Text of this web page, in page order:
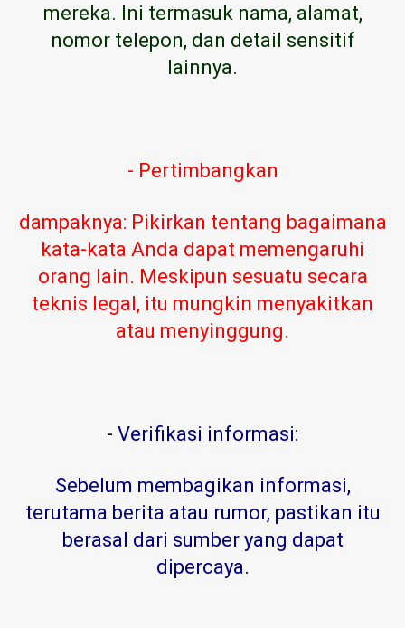
mereka. Ini termasuk nama, alamat,
nomor telepon, dan detail sensitif
lainnya.
- Pertimbangkan
dampaknya: Pikirkan tentang bagaimana
kata-kata Anda dapat memengaruhi
orang lain. Meskipun sesuatu secara
teknis legal, itu mungkin menyakitkan
atau menyinggung.
- Verifikasi informasi:
Sebelum membagikan informasi,
terutama berita atau rumor, pastikan itu
berasal dari sumber yang dapat
dipercaya.